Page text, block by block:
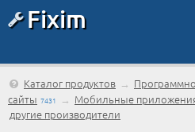
Fixim
Каталог продуктов →
сайты 7431 → Мобильные
другие производители